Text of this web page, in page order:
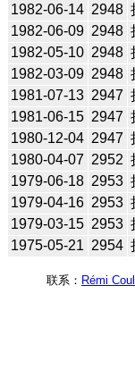
1982-06-14 2948
1982-06-09 2948
1982-05-10 2948
1982-03-09 2948
1981-07-13 2947
1981-06-15 2947
1980-12-04 2947
1980-04-07 2952
1979-06-18 2953
1979-04-16 2953
1979-03-15 2953
1975-05-21 2954
联系： Rémi